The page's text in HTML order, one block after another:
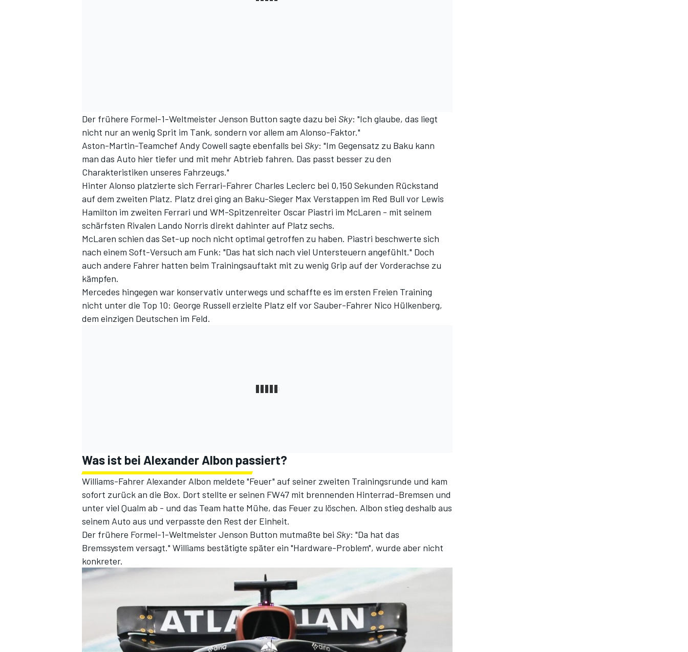
SPORTWAGEN
Der frühere Formel-1-Weltmeister Jenson Button sagte dazu bei Sky: "Ich glaube, das liegt
nicht nur an wenig Sprit im Tank, sondern vor allem am Alonso-Faktor."
Aston-Martin-Teamchef Andy Cowell sagte ebenfalls bei Sky: "Im Gegensatz zu Baku kann
man das Auto hier tiefer und mit mehr Abtrieb fahren. Das passt besser zu den
Charakteristiken unseres Fahrzeugs."
Hinter Alonso platzierte sich Ferrari-Fahrer Charles Leclerc bei 0,150 Sekunden Rückstand
auf dem zweiten Platz. Platz drei ging an Baku-Sieger Max Verstappen im Red Bull vor Lewis
Hamilton im zweiten Ferrari und WM-Spitzenreiter Oscar Piastri im McLaren - mit seinem
schärfsten Rivalen Lando Norris direkt dahinter auf Platz sechs.
McLaren schien das Set-up noch nicht optimal getroffen zu haben. Piastri beschwerte sich
nach einem Soft-Versuch am Funk: "Das hat sich nach viel Untersteuern angefühlt." Doch
auch andere Fahrer hatten beim Trainingsauftakt mit zu wenig Grip auf der Vorderachse zu
kämpfen.
Mercedes hingegen war konservativ unterwegs und schaffte es im ersten Freien Training
nicht unter die Top 10: George Russell erzielte Platz elf vor Sauber-Fahrer Nico Hülkenberg,
dem einzigen Deutschen im Feld.
Was ist bei Alexander Albon passiert?
Williams-Fahrer Alexander Albon meldete "Feuer" auf seiner zweiten Trainingsrunde und kam
sofort zurück an die Box. Dort stellte er seinen FW47 mit brennenden Hinterrad-Bremsen und
unter viel Qualm ab - und das Team hatte Mühe, das Feuer zu löschen. Albon stieg deshalb aus
seinem Auto aus und verpasste den Rest der Einheit.
Der frühere Formel-1-Weltmeister Jenson Button mutmaßte bei Sky: "Da hat das
Bremssystem versagt." Williams bestätigte später ein "Hardware-Problem", wurde aber nicht
konkreter.